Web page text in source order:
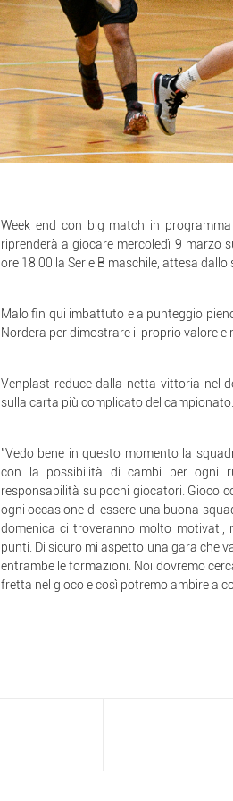
Week end con big match in
riprenderà a giocare mercoledì 9 marzo
ore 18.00 la Serie B maschile, attesa
Malo fin qui imbattuto e a punteggio
Nordera per dimostrare il proprio valore
Venplast reduce dalla netta vittoria nel
sulla carta più complicato del campionato.
"Vedo bene in questo momento la
con la possibilità di cambi per ogni
responsabilità su pochi giocatori. Gioco
ogni occasione di essere una buona
domenica ci troveranno molto
punti. Di sicuro mi aspetto una gara che
entrambe le formazioni. Noi dovremo
fretta nel gioco e così potremo ambire a